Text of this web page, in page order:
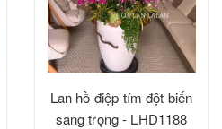
Lan hồ điệp tím đột biến
sang trọng - LHD1188